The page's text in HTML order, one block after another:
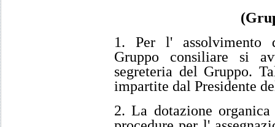
1. Per l' assolvimento
Gruppo consiliare si
segreteria del Gruppo.
impartite dal Presidente
2. La dotazione